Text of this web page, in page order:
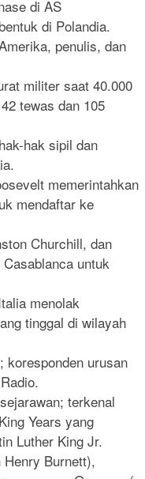
di AS
di Polandia.
penulis, dan
militer saat 40.000
tewas dan 105
hak sipil dan
memerintahkan
mendaftar ke
Churchill, dan
untuk
menolak
tinggal di wilayah
koresponden urusan
terkenal
Years yang
Luther King Jr.
Burnett),